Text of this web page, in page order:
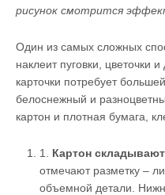
рисунок смотрится
Один из самых сложных
наклеит пуговки, цветочки
карточки потребует
белоснежный и
картон и плотная бумага,
1. Картон
отмечают разметку –
объемной детали.